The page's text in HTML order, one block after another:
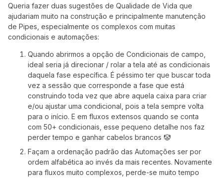
Queria fazer duas sugestões de Qualidade de Vida que
ajudariam muito na construção e principalmente manutenção
de Pipes, especialmente os complexos com muitas
condicionais e automações:
Quando abrirmos a opção de Condicionais de campo,
ideal seria já direcionar / rolar a tela até as condicionais
daquela fase específica. É péssimo ter que buscar toda
vez a sessão que corresponde a fase que está
construindo toda vez que abre aquela caixa para criar
e/ou ajustar uma condicional, pois a tela sempre volta
para o início. E em fluxos extensos quando se conta
com 50+ condicionais, esse pequeno detalhe nos faz
perder tempo e ganhar cabelos brancos 🤡
Façam a ordenação padrão das Automações ser por
ordem alfabética ao invés da mais recentes. Novamente
para fluxos muito complexos, perde-se muito tempo